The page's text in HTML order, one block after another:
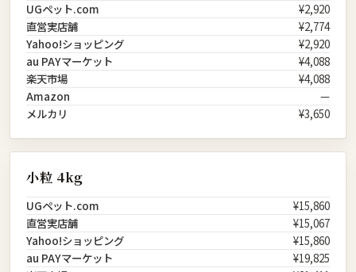
UGペット.com
¥2,920
直営実店舗
¥2,774
Yahoo!ショッピング
¥2,920
au PAYマーケット
¥4,088
楽天市場
¥4,088
Amazon
—
メルカリ
¥3,650
小粒 4kg
UGペット.com
¥15,860
直営実店舗
¥15,067
Yahoo!ショッピング
¥15,860
au PAYマーケット
¥19,825